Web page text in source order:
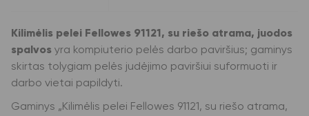
Kilimėlis pelei Fellowes 91121, su riešo atrama, juodos
spalvos yra kompiuterio pelės darbo paviršius; gaminys
skirtas tolygiam pelės judėjimo paviršiui suformuoti ir
darbo vietai papildyti.
Gaminys „Kilimėlis pelei Fellowes 91121, su riešo atrama,